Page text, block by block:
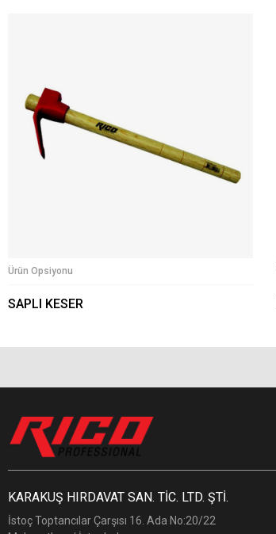
Ürün Opsiyonu
SAPLI KESER
KARAKUŞ HIRDAVAT SAN. TİC. LTD. ŞTİ.
İstoç Toptancılar Çarşısı 16. Ada No:20/22